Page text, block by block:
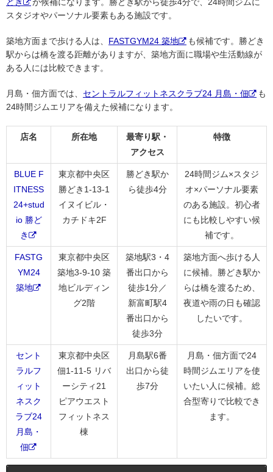
どき
が候補になります。勝どき駅から徒歩4分で、24時間ジムに
スタジオやパーソナル要素もある施設です。
築地方面まで歩ける人は、 FASTGYM24 築地
も候補です。勝どき
駅からは橋を渡る距離がありますが、築地方面に職場や生活動線が
ある人には比較できます。
月島・佃方面では、 セントラルフィットネスクラブ24 月島・佃
も
24時間ジムエリアを備えた候補になります。
店名 所在地
最寄り駅・
アクセス
特徴
BLUE F
ITNESS
24+stud
io 勝ど
き
東京都中央区
勝どき1-13-1
イヌイビル・
カチドキ2F
勝どき駅か
ら徒歩4分
24時間ジム×スタジ
オ×パーソナル要素
のある施設。初心者
にも比較しやすい候
補です。
FASTG
YM24
築地
東京都中央区
築地3-9-10 築
地ビルディン
グ2階
築地駅3・4
番出口から
徒歩1分／
新富町駅4
番出口から
徒歩3分
築地方面へ歩ける人
に候補。勝どき駅か
らは橋を渡るため、
夜道や雨の日も確認
したいです。
セント
ラルフ
ィット
ネスク
ラブ24
月島・
佃
東京都中央区
佃1-11-5 リバ
ーシティ21
ピアウエスト
フィットネス
棟
月島駅6番
出口から徒
歩7分
月島・佃方面で24
時間ジムエリアを使
いたい人に候補。総
合型寄りで比較でき
ます。